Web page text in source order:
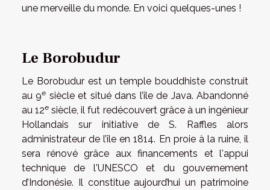
une merveille du monde. En voici quelques-unes !
Le Borobudur
Le Borobudur est un temple bouddhiste construit
au 9e siècle et situé dans l’île de Java. Abandonné
au 12e siècle, il fut redécouvert grâce à un ingénieur
Hollandais sur initiative de S. Raffles alors
administrateur de l’île en 1814. En proie à la ruine, il
sera rénové grâce aux financements et l'appui
technique de l'UNESCO et du gouvernement
d’Indonésie. Il constitue aujourd’hui un patrimoine